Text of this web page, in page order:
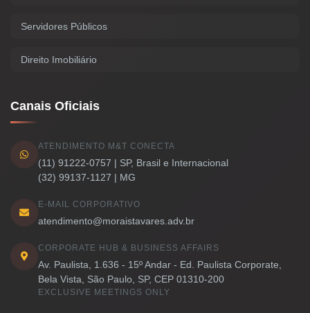
Servidores Públicos
Direito Imobiliário
Canais Oficiais
ATENDIMENTO M&T CONECTA
(11) 91222-0757 | SP, Brasil e Internacional
(32) 99137-1127 | MG
E-MAIL CORPORATIVO
atendimento@moraistavares.adv.br
CORPORATE HUB & BUSINESS AFFAIRS
Av. Paulista, 1.636 - 15º Andar - Ed. Paulista Corporate,
Bela Vista, São Paulo, SP, CEP 01310-200
EXCLUSIVE MEETINGS ONLY